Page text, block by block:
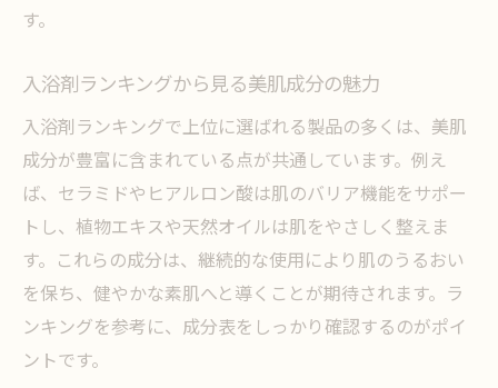
入浴剤は毎日使える？正しい習慣を解説
美肌入浴剤の効果的な使い方を徹底検証
疲労回復と美肌を両立する入浴剤の魅力
入浴剤で美肌と疲労回復を同時に叶える方
法
美肌成分入り入浴剤が疲労回復に効く理由
おすすめ入浴剤で心身ともにリフレッシュ
市販入浴剤で美肌と癒しのバスタイム実現
す。
入浴剤ランキングから見る美肌成分の魅力
入浴剤ランキングで上位に選ばれる製品の多くは、美肌
成分が豊富に含まれている点が共通しています。例え
ば、セラミドやヒアルロン酸は肌のバリア機能をサポー
トし、植物エキスや天然オイルは肌をやさしく整えま
す。これらの成分は、継続的な使用により肌のうるおい
を保ち、健やかな素肌へと導くことが期待されます。ラ
ンキングを参考に、成分表をしっかり確認するのがポイ
ントです。